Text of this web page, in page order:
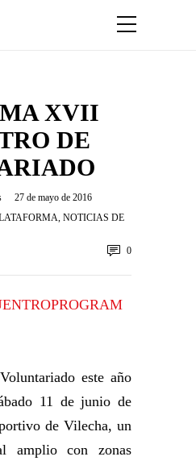
XVII
DE
27 de mayo de 2016
, NOTICIAS DE
0
este año
11 de junio de
de Vilecha, un
amplio con zonas